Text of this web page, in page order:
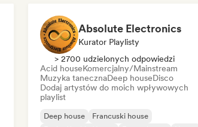
Absolute Electronics
Kurator Playlisty
> 2700 udzielonych odpowiedzi
Acid houseKomercjalny/Mainstream
Muzyka tanecznaDeep houseDisco
Dodaj artystów do moich wpływowych
playlist
Deep house
Francuski house